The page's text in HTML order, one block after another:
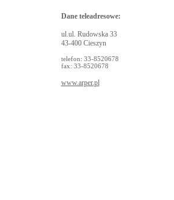
Dane teleadresowe:
ul.ul. Rudowska 33
43-400 Cieszyn
telefon: 33-8520678
fax: 33-8520678
www.arper.pl